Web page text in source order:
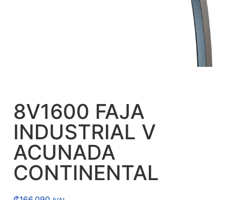
8V1600 FAJA
INDUSTRIAL V
ACUNADA
CONTINENTAL